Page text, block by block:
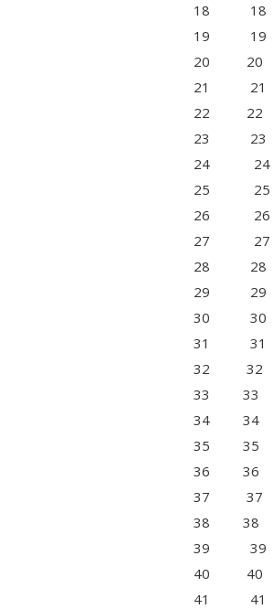
18 18
19 19
20 20
21 21
22 22
23 23
24 24
25 25
26 26
27 27
28 28
29 29
30 30
31 31
32 32
33 33
34 34
35 35
36 36
37 37
38 38
39 39
40 40
41 41